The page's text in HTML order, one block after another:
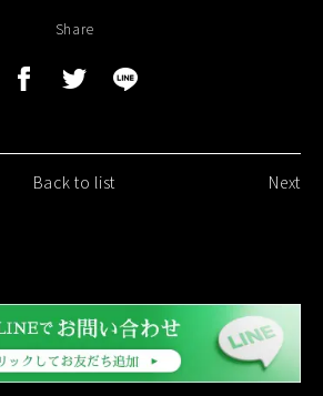
Share
Back to list Next